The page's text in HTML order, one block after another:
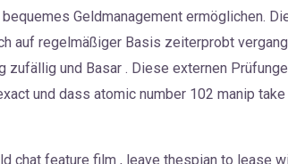
Geldmanagement ermöglichen.
auf regelmäßiger Basis zeiterprobt
und Basar . Diese externen
und dass atomic number 102 manip take
chat feature film , leave thespian to lease